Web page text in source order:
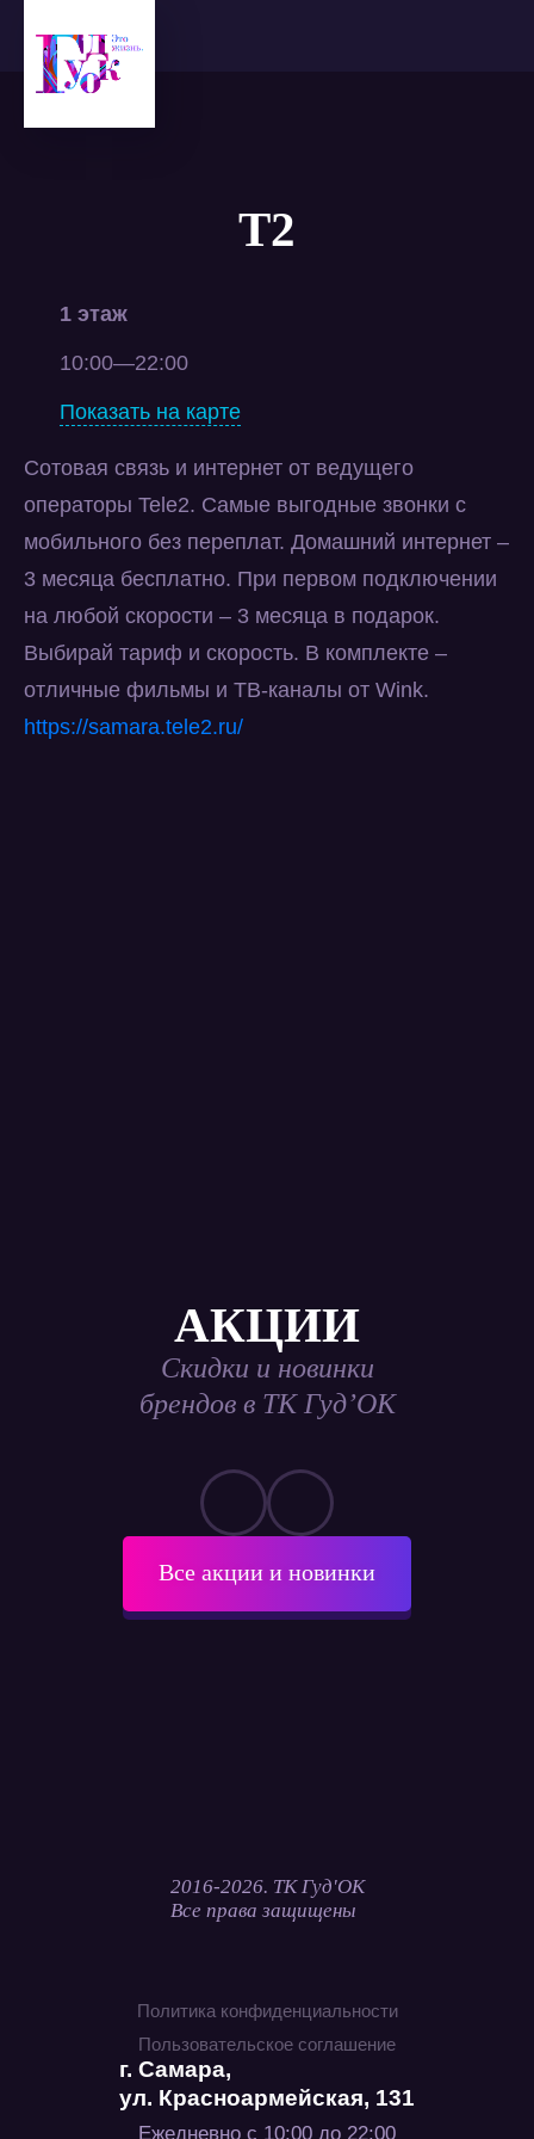
T2
1 этаж
10:00—22:00
Показать на карте
Сотовая связь и интернет от ведущего
операторы Tele2. Самые выгодные звонки с
мобильного без переплат. Домашний интернет –
3 месяца бесплатно. При первом подключении
на любой скорости – 3 месяца в подарок.
Выбирай тариф и скорость. В комплекте –
отличные фильмы и ТВ-каналы от Wink.
https://samara.tele2.ru/
АКЦИИ
Скидки и новинки
брендов в ТК Гуд’ОК
Все акции и новинки
2016-2026. ТК Гуд'ОК
Все права защищены
Политика конфиденциальности
Пользовательское соглашение
г. Самара,
ул. Красноармейская, 131
Ежедневно с 10:00 до 22:00